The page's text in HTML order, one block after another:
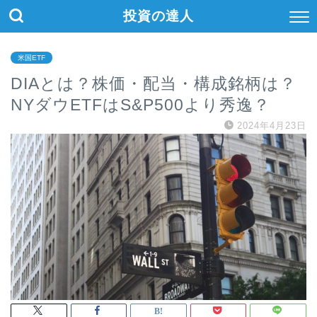
投資の達人
米国ETF
DIAとは？株価・配当・構成銘柄は？
NYダウETFはS&P500より秀逸？
2024年4月23日